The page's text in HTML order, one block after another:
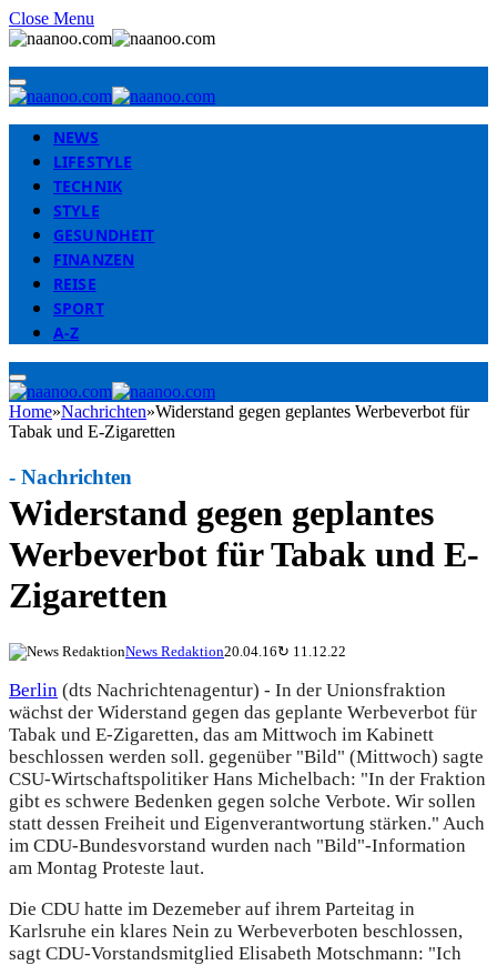
Close Menu
NEWS
LIFESTYLE
TECHNIK
STYLE
GESUNDHEIT
FINANZEN
REISE
SPORT
A-Z
Home»Nachrichten»Widerstand gegen geplantes Werbeverbot für
Tabak und E-Zigaretten
Widerstand gegen geplantes
Werbeverbot für Tabak und E-
Zigaretten
- Nachrichten
News Redaktion20.04.16↻ 11.12.22
Berlin (dts Nachrichtenagentur) - In der Unionsfraktion
wächst der Widerstand gegen das geplante Werbeverbot für
Tabak und E-Zigaretten, das am Mittwoch im Kabinett
beschlossen werden soll. gegenüber "Bild" (Mittwoch) sagte
CSU-Wirtschaftspolitiker Hans Michelbach: "In der Fraktion
gibt es schwere Bedenken gegen solche Verbote. Wir sollen
statt dessen Freiheit und Eigenverantwortung stärken." Auch
im CDU-Bundesvorstand wurden nach "Bild"-Information
am Montag Proteste laut.
Die CDU hatte im Dezemeber auf ihrem Parteitag in
Karlsruhe ein klares Nein zu Werbeverboten beschlossen,
sagt CDU-Vorstandsmitglied Elisabeth Motschmann: "Ich